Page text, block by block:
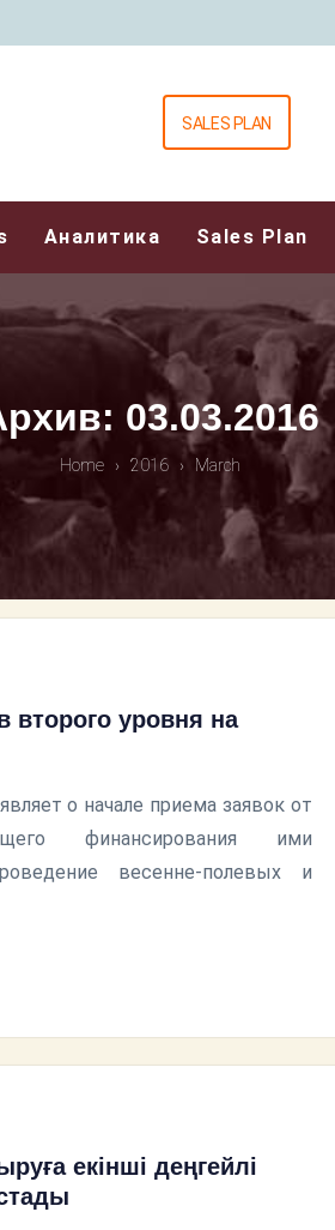
SALES PLAN
Аналитика Sales Plan
03.03.2016
Home › 2016 › March
второго уровня на
о начале приема заявок от
финансирования ими
весенне-полевых и
екінші деңгейлі